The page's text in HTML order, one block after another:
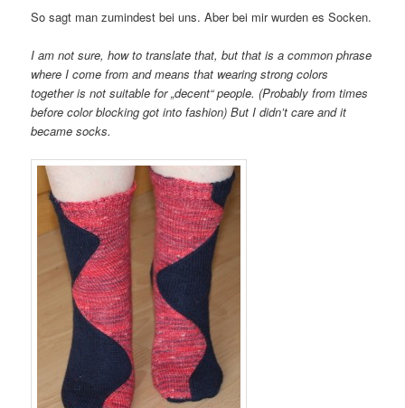
So sagt man zumindest bei uns. Aber bei mir wurden es Socken.
I am not sure, how to translate that, but that is a common phrase
where I come from and means that wearing strong colors
together is not suitable for „decent“ people. (Probably from times
before color blocking got into fashion) But I didn’t care and it
became socks.